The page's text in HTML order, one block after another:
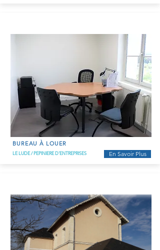
BUREAU À LOUER
LE LUDE / PEPINIERE D'ENTREPRISES En Savoir Plus